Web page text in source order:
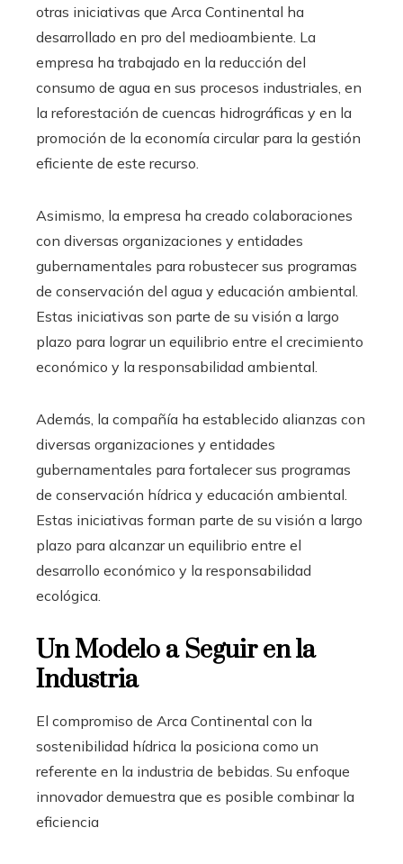
otras iniciativas que Arca Continental ha
desarrollado en pro del medioambiente. La
empresa ha trabajado en la reducción del
consumo de agua en sus procesos industriales, en
la reforestación de cuencas hidrográficas y en la
promoción de la economía circular para la gestión
eficiente de este recurso.
Asimismo, la empresa ha creado colaboraciones
con diversas organizaciones y entidades
gubernamentales para robustecer sus programas
de conservación del agua y educación ambiental.
Estas iniciativas son parte de su visión a largo
plazo para lograr un equilibrio entre el crecimiento
económico y la responsabilidad ambiental.
Además, la compañía ha establecido alianzas con
diversas organizaciones y entidades
gubernamentales para fortalecer sus programas
de conservación hídrica y educación ambiental.
Estas iniciativas forman parte de su visión a largo
plazo para alcanzar un equilibrio entre el
desarrollo económico y la responsabilidad
ecológica.
Un Modelo a Seguir en la
Industria
El compromiso de Arca Continental con la
sostenibilidad hídrica la posiciona como un
referente en la industria de bebidas. Su enfoque
innovador demuestra que es posible combinar la
eficiencia